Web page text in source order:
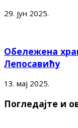
29. јун 2025.
Обележена
Лепосавићу
13. мај 2025.
Погледајте и